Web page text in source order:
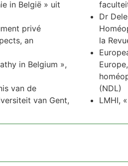
in België » uit
privé
an
in Belgium »,
van de
van Gent,
Dr
la
(NDL)
LMHI,